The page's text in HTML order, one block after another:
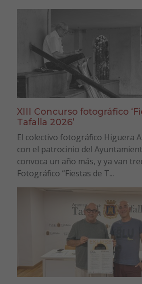
XIII Concurso fotográfico
Tafalla 2026’
El colectivo fotográfico Higuera
con el patrocinio del
convoca un año más, y ya van
Fotográfico “Fiestas de T...